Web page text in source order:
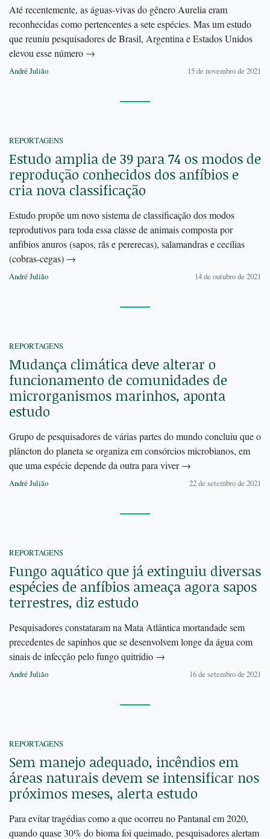
Até recentemente, as águas-vivas do gênero Aurelia eram
reconhecidas como pertencentes a sete espécies. Mas um estudo
que reuniu pesquisadores de Brasil, Argentina e Estados Unidos
elevou esse número →
André Julião 15 de novembro de 2021
REPORTAGENS
Estudo amplia de 39 para 74 os modos de
reprodução conhecidos dos anfíbios e
cria nova classificação
Estudo propõe um novo sistema de classificação dos modos
reprodutivos para toda essa classe de animais composta por
anfíbios anuros (sapos, rãs e pererecas), salamandras e cecílias
(cobras-cegas) →
André Julião 14 de outubro de 2021
REPORTAGENS
Mudança climática deve alterar o
funcionamento de comunidades de
microrganismos marinhos, aponta
estudo
Grupo de pesquisadores de várias partes do mundo concluiu que o
plâncton do planeta se organiza em consórcios microbianos, em
que uma espécie depende da outra para viver→
André Julião 22 de setembro de 2021
REPORTAGENS
Fungo aquático que já extinguiu diversas
espécies de anfíbios ameaça agora sapos
terrestres, diz estudo
Pesquisadores constataram na Mata Atlântica mortandade sem
precedentes de sapinhos que se desenvolvem longe da água com
sinais de infecção pelo fungo quitrídio →
André Julião 16 de setembro de 2021
REPORTAGENS
Sem manejo adequado, incêndios em
áreas naturais devem se intensificar nos
próximos meses, alerta estudo
Para evitar tragédias como a que ocorreu no Pantanal em 2020,
quando quase 30% do bioma foi queimado, pesquisadores alertam